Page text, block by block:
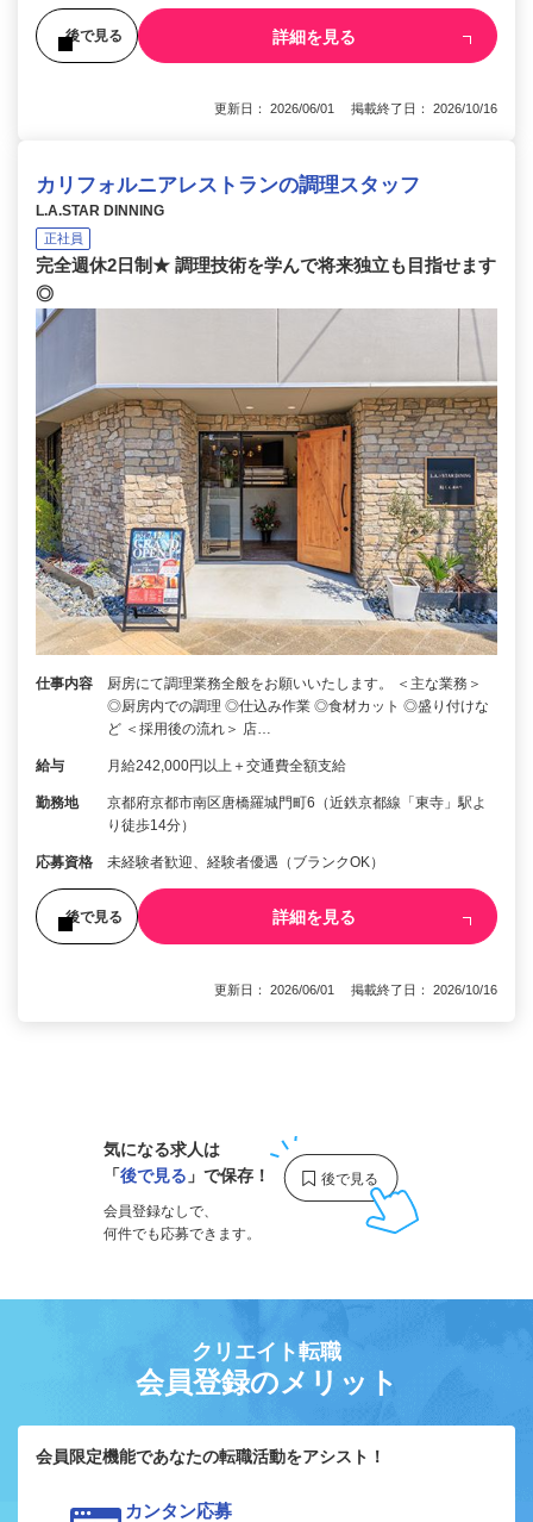
後で見る 詳細を見る
更新日： 2026/06/01 掲載終了日： 2026/10/16
カリフォルニアレストランの調理スタッフ
L.A.STAR DINNING
正社員
完全週休2日制★ 調理技術を学んで将来独立も目指せます
◎
仕事内容
厨房にて調理業務全般をお願いいたします。 ＜主な業務＞
◎厨房内での調理 ◎仕込み作業 ◎食材カット ◎盛り付けな
ど ＜採用後の流れ＞ 店…
給与 月給242,000円以上＋交通費全額支給
勤務地
京都府京都市南区唐橋羅城門町6（近鉄京都線「東寺」駅よ
り徒歩14分）
応募資格 未経験者歓迎、経験者優遇（ブランクOK）
後で見る 詳細を見る
更新日： 2026/06/01 掲載終了日： 2026/10/16
気になる求人は
「後で見る 」で保存！
会員登録なしで、
何件でも応募できます。
クリエイト転職
会員登録のメリット
会員限定機能であなたの転職活動をアシスト！
カンタン応募